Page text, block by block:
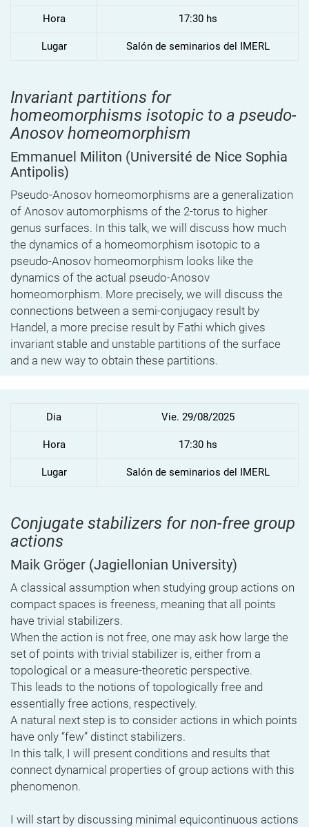
Hora 17:30 hs
Lugar Salón de seminarios del IMERL
Invariant partitions for
homeomorphisms isotopic to a pseudo-
Anosov homeomorphism
Emmanuel Militon (Université de Nice Sophia
Antipolis)
Pseudo-Anosov homeomorphisms are a generalization
of Anosov automorphisms of the 2-torus to higher
genus surfaces. In this talk, we will discuss how much
the dynamics of a homeomorphism isotopic to a
pseudo-Anosov homeomorphism looks like the
dynamics of the actual pseudo-Anosov
homeomorphism. More precisely, we will discuss the
connections between a semi-conjugacy result by
Handel, a more precise result by Fathi which gives
invariant stable and unstable partitions of the surface
and a new way to obtain these partitions.
Dia Vie. 29/08/2025
Hora 17:30 hs
Lugar Salón de seminarios del IMERL
Conjugate stabilizers for non-free group
actions
Maik Gröger (Jagiellonian University)
A classical assumption when studying group actions on
compact spaces is freeness, meaning that all points
have trivial stabilizers.
When the action is not free, one may ask how large the
set of points with trivial stabilizer is, either from a
topological or a measure-theoretic perspective.
This leads to the notions of topologically free and
essentially free actions, respectively.
A natural next step is to consider actions in which points
have only “few” distinct stabilizers.
In this talk, I will present conditions and results that
connect dynamical properties of group actions with this
phenomenon.
I will start by discussing minimal equicontinuous actions